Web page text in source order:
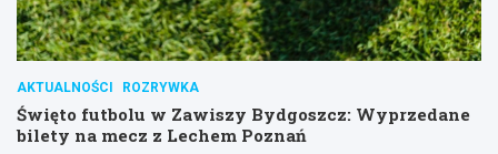
AKTUALNOŚCI ROZRYWKA
Święto futbolu w Zawiszy Bydgoszcz: Wyprzedane
bilety na mecz z Lechem Poznań